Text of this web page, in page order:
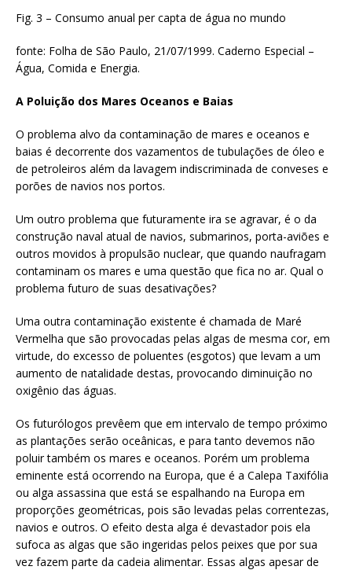
Fig. 3 – Consumo anual per capta de água no mundo
fonte: Folha de São Paulo, 21/07/1999. Caderno Especial –
Água, Comida e Energia.
A Poluição dos Mares Oceanos e Baias
O problema alvo da contaminação de mares e oceanos e
baias é decorrente dos vazamentos de tubulações de óleo e
de petroleiros além da lavagem indiscriminada de conveses e
porões de navios nos portos.
Um outro problema que futuramente ira se agravar, é o da
construção naval atual de navios, submarinos, porta-aviões e
outros movidos à propulsão nuclear, que quando naufragam
contaminam os mares e uma questão que fica no ar. Qual o
problema futuro de suas desativações?
Uma outra contaminação existente é chamada de Maré
Vermelha que são provocadas pelas algas de mesma cor, em
virtude, do excesso de poluentes (esgotos) que levam a um
aumento de natalidade destas, provocando diminuição no
oxigênio das águas.
Os futurólogos prevêem que em intervalo de tempo próximo
as plantações serão oceânicas, e para tanto devemos não
poluir também os mares e oceanos. Porém um problema
eminente está ocorrendo na Europa, que é a Calepa Taxifólia
ou alga assassina que está se espalhando na Europa em
proporções geométricas, pois são levadas pelas correntezas,
navios e outros. O efeito desta alga é devastador pois ela
sufoca as algas que são ingeridas pelos peixes que por sua
vez fazem parte da cadeia alimentar. Essas algas apesar de